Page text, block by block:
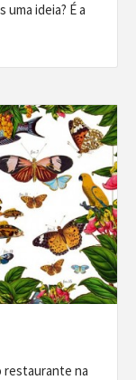
ideia? É a
restaurante na